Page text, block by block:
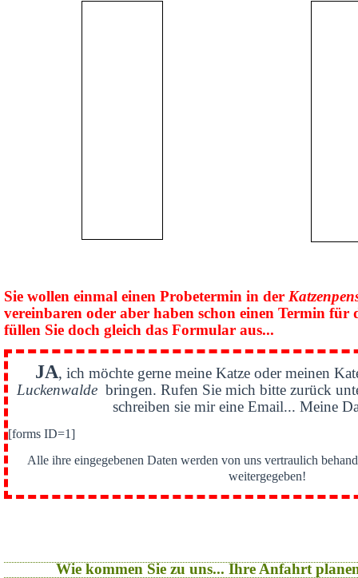
Sie wollen einmal einen Probetermin in der
vereinbaren oder aber haben schon einen Termin für
füllen Sie doch gleich das Formular aus...
JA, ich möchte gerne meine Katze oder meinen
Luckenwaldebringen. Rufen Sie mich bitte zurück
schreiben sie mir eine Email... Meine
[forms ID=1]
Alle ihre eingegebenen Daten werden von uns vertraulich
weitergegeben!
Wie kommen Sie zu uns... Ihre Anfahrt